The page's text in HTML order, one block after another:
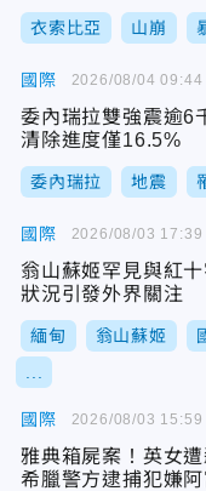
衣索比亞 山崩
國際
委內瑞拉雙強震逾
清除進度僅16.5%
委內瑞拉 地震
2026/08/04 09:44
國際
翁山蘇姬罕見與紅
狀況引發外界關注
緬甸 翁山蘇姬
2026/08/03 17:39
國際
雅典箱屍案！英女
希臘警方逮捕犯嫌
2026/08/03 15:59